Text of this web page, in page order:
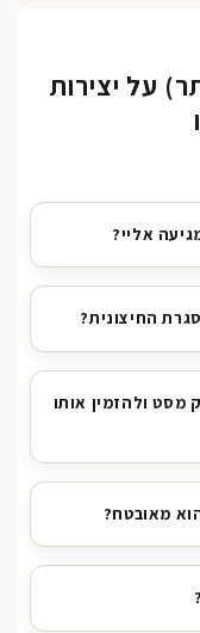
על יצירות
אליי?
החיצונית?
ולהזמין אותו
מאובטח?